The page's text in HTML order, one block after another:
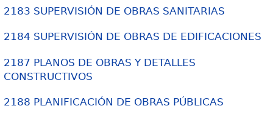
2183 SUPERVISIÓN DE OBRAS SANITARIAS
2184 SUPERVISIÓN DE OBRAS DE EDIFICACIONES
2187 PLANOS DE OBRAS Y DETALLES
CONSTRUCTIVOS
2188 PLANIFICACIÓN DE OBRAS PÚBLICAS